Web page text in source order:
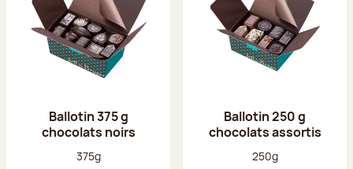
Ballotin 375 g
chocolats noirs
Poids net :
375g
Ballotin 250 g
chocolats assortis
Poids net :
250g